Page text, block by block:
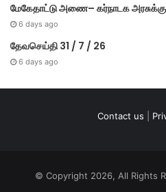
மேகே​தாட்டு அணை– கர்​நாடக
6 days ago
தேவசெய்தி 31 / 7 / 26
6 days ago
Contact us
© Copyright 2026, All Rights